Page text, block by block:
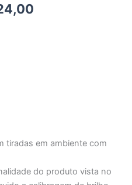
tiradas em ambiente com
do produto vista no